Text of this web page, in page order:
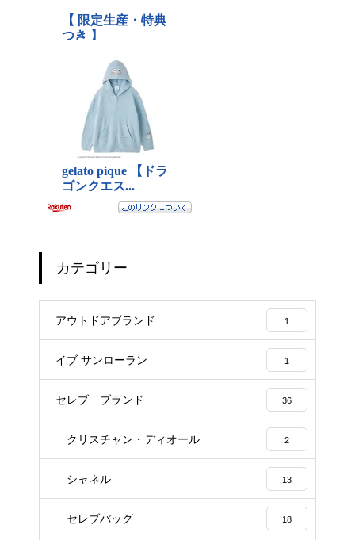
カテゴリー
アウトドアブランド 1
イブ サンローラン 1
セレブ ブランド 36
クリスチャン・ディオール 2
シャネル 13
セレブバッグ 18